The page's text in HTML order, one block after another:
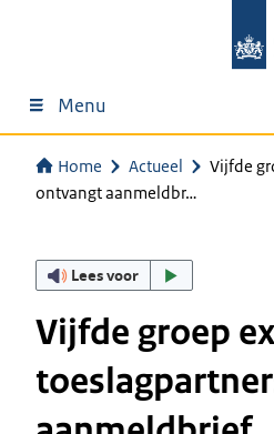
Menu
Home Actueel
Vijfde
ontvangt aanmeldbr…
Lees voor
Vijfde groep